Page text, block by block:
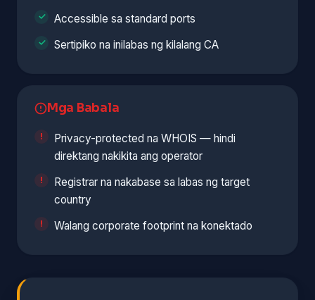
Accessible sa standard ports
Sertipiko na inilabas ng kilalang CA
Mga Babala
Privacy-protected na WHOIS — hindi
direktang nakikita ang operator
Registrar na nakabase sa labas ng target
country
Walang corporate footprint na konektado